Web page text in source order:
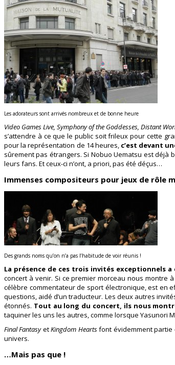
Les adorateurs sont arrivés nombreux et de bonne heure
Video Games Live, Symphony of the Goddesses, Distant
s’attendre à ce que le public soit frileux pour cette
pour la représentation de 14 heures,c’est devant
sûrement pas étrangers. Si Nobuo Uematsu est
leurs fans. Et ceux-ci n’ont, a priori, pas été déçus…
Immenses compositeurs pour jeux de rôle
Des grands noms qu’on n’a pas l’habitude de voir réunis !
La présence de ces trois invités exceptionnels
concert à venir. Si ce premier morceau nous montre
célèbre commentateur de sport électronique, est en
questions, aidé d’un traducteur. Les deux autres
étonnés. Tout au long du concert, ils nous
taquiner les uns les autres, comme lorsque Yasunori
Final FantasyetKingdom Heartsfont évidemment partie
univers.
…Mais pas que !